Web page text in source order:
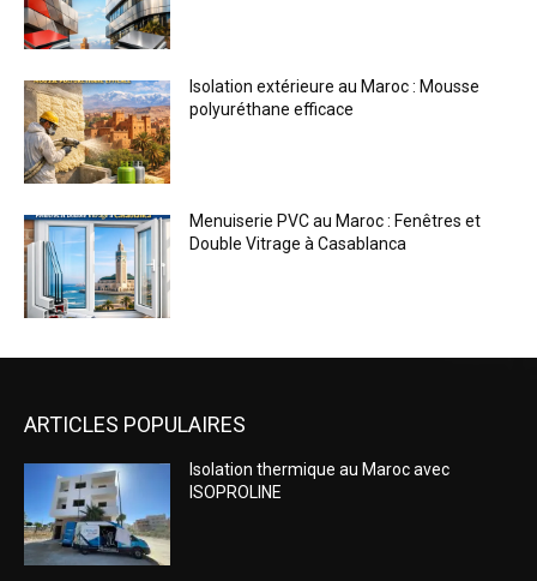
Isolation extérieure au Maroc : Mousse
polyuréthane efficace
Menuiserie PVC au Maroc : Fenêtres et
Double Vitrage à Casablanca
ARTICLES POPULAIRES
Isolation thermique au Maroc avec
ISOPROLINE